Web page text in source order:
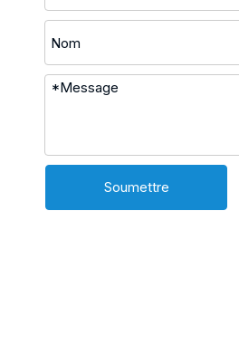
Soumettre